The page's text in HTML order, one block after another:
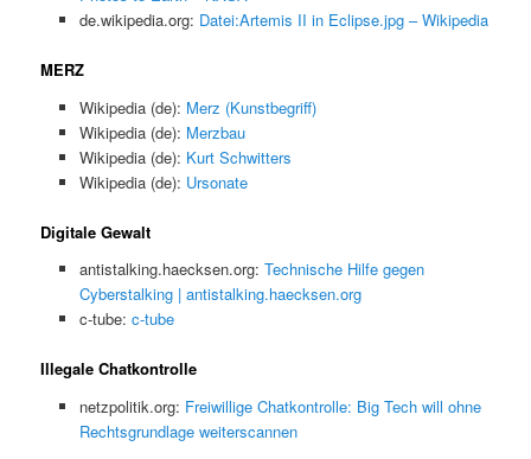
de.wikipedia.org: Datei:Artemis II in Eclipse.jpg – Wikipedia
MERZ
Wikipedia (de): Merz (Kunstbegriff)
Wikipedia (de): Merzbau
Wikipedia (de): Kurt Schwitters
Wikipedia (de): Ursonate
Digitale Gewalt
antistalking.haecksen.org: Technische Hilfe gegen
Cyberstalking | antistalking.haecksen.org
c-tube: c-tube
Illegale Chatkontrolle
netzpolitik.org: Freiwillige Chatkontrolle: Big Tech will ohne
Rechtsgrundlage weiterscannen